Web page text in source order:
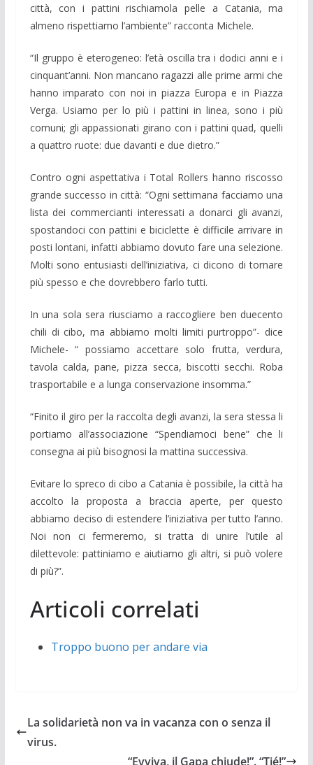
città, con i pattini rischiamola pelle a Catania, ma
almeno rispettiamo l’ambiente” racconta Michele.
“Il gruppo è eterogeneo: l’età oscilla tra i dodici anni e i
cinquant’anni. Non mancano ragazzi alle prime armi che
hanno imparato con noi in piazza Europa e in Piazza
Verga. Usiamo per lo più i pattini in linea, sono i più
comuni; gli appassionati girano con i pattini quad, quelli
a quattro ruote: due davanti e due dietro.”
Contro ogni aspettativa i Total Rollers hanno riscosso
grande successo in città: “Ogni settimana facciamo una
lista dei commercianti interessati a donarci gli avanzi,
spostandoci con pattini e biciclette è difficile arrivare in
posti lontani, infatti abbiamo dovuto fare una selezione.
Molti sono entusiasti dell’iniziativa, ci dicono di tornare
più spesso e che dovrebbero farlo tutti.
In una sola sera riusciamo a raccogliere ben duecento
chili di cibo, ma abbiamo molti limiti purtroppo”- dice
Michele- “ possiamo accettare solo frutta, verdura,
tavola calda, pane, pizza secca, biscotti secchi. Roba
trasportabile e a lunga conservazione insomma.”
“Finito il giro per la raccolta degli avanzi, la sera stessa li
portiamo all’associazione “Spendiamoci bene” che li
consegna ai più bisognosi la mattina successiva.
Evitare lo spreco di cibo a Catania è possibile, la città ha
accolto la proposta a braccia aperte, per questo
abbiamo deciso di estendere l’iniziativa per tutto l’anno.
Noi non ci fermeremo, si tratta di unire l’utile al
dilettevole: pattiniamo e aiutiamo gli altri, si può volere
di più?”.
Articoli correlati
Troppo buono per andare via
La solidarietà non va in vacanza con o senza il
virus.
“Evviva, il Gapa chiude!”. “Tié!”